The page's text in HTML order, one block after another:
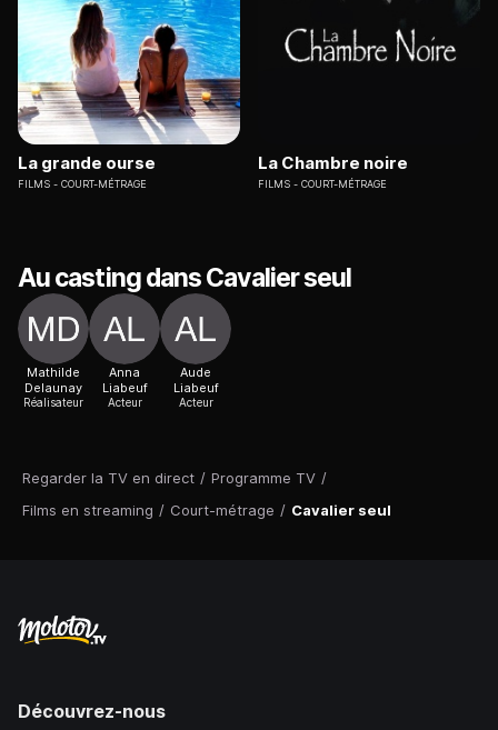
Regarder la TV en direct / Programme TV /
Films en streaming / Court-métrage / Cavalier seul
La grande ourse
FILMS COURT-MÉTRAGE
La Chambre noire
FILMS COURT-MÉTRAGE
Au casting dans Cavalier seul
Mathilde
Delaunay
Réalisateur
Anna
Liabeuf
Acteur
Aude
Liabeuf
Acteur
Découvrez-nous